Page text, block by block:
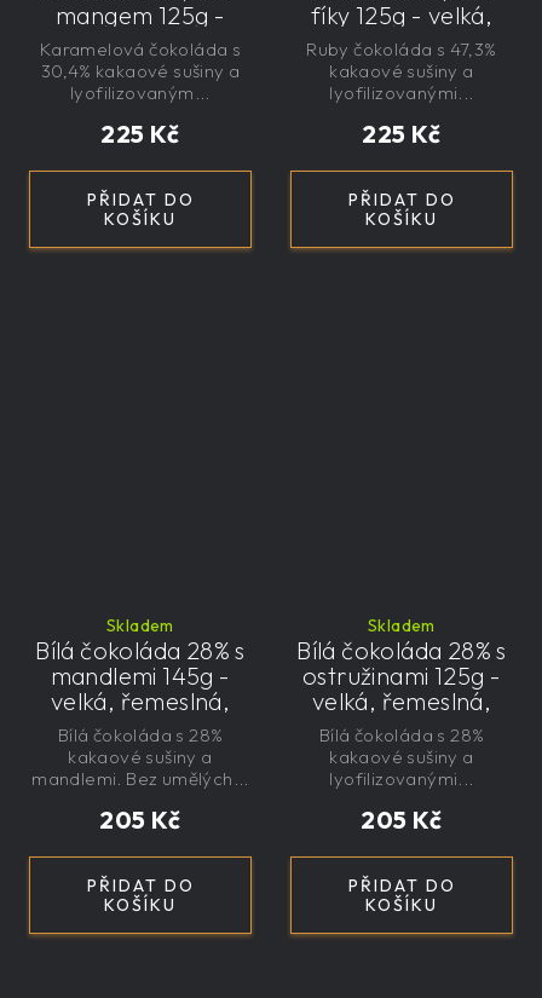
mangem 125g -
velká, řemeslná,
exkluzivní, dárková
225 Kč
PŘIDAT DO
KOŠÍKU
Karamelová čokoláda s
30,4% kakaové sušiny a
lyofilizovaným...
fíky 125g - velká,
řemeslná,
exkluzivní, dárková
225 Kč
PŘIDAT DO
KOŠÍKU
Ruby čokoláda s 47,3%
kakaové sušiny a
lyofilizovanými...
Skladem
Bílá čokoláda 28% s
mandlemi 145g -
velká, řemeslná,
exkluzivní, dárková
205 Kč
PŘIDAT DO
KOŠÍKU
Bílá čokoláda s 28%
kakaové sušiny a
mandlemi. Bez umělých...
Skladem
Bílá čokoláda 28% s
ostružinami 125g -
velká, řemeslná,
exkluzivní, dárková
205 Kč
PŘIDAT DO
KOŠÍKU
Bílá čokoláda s 28%
kakaové sušiny a
lyofilizovanými...